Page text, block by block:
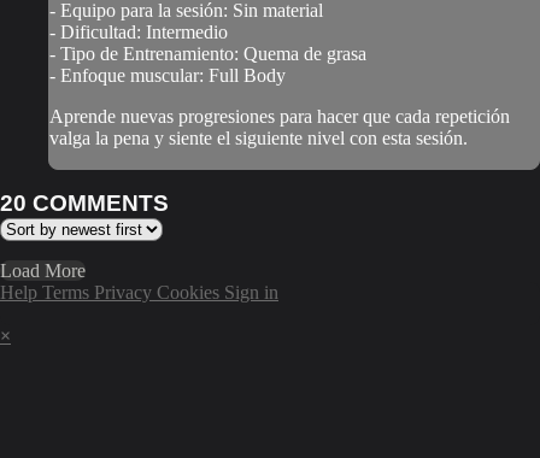
- Equipo para la sesión: Sin material
- Dificultad: Intermedio
- Tipo de Entrenamiento: Quema de grasa
- Enfoque muscular: Full Body
Aprende nuevas progresiones para hacer que cada repetición
valga la pena y siente el siguiente nivel con esta sesión.
20 COMMENTS
Load More
Help Terms Privacy Cookies Sign in
×